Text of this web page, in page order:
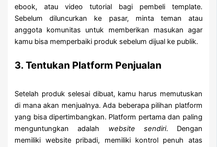
ebook, atau video tutorial bagi pembeli template.
Sebelum diluncurkan ke pasar, minta teman atau
anggota komunitas untuk memberikan masukan agar
kamu bisa memperbaiki produk sebelum dijual ke publik.
3. Tentukan Platform Penjualan
Setelah produk selesai dibuat, kamu harus memutuskan
di mana akan menjualnya. Ada beberapa pilihan platform
yang bisa dipertimbangkan. Platform pertama dan paling
menguntungkan adalah website sendiri. Dengan
memiliki website pribadi, memiliki kontrol penuh atas